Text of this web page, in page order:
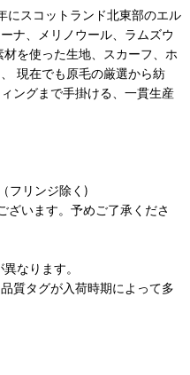
にスコットランド北東部のエル
ナ、メリノウール、ラムズウ
を使った生地、スカーフ、ホ
現在でも原毛の厳選から紡
ングまで手掛ける、一貫生産
フリンジ除く)
ざいます。予めご了承くださ
なります。
質タグが入荷時期によって多